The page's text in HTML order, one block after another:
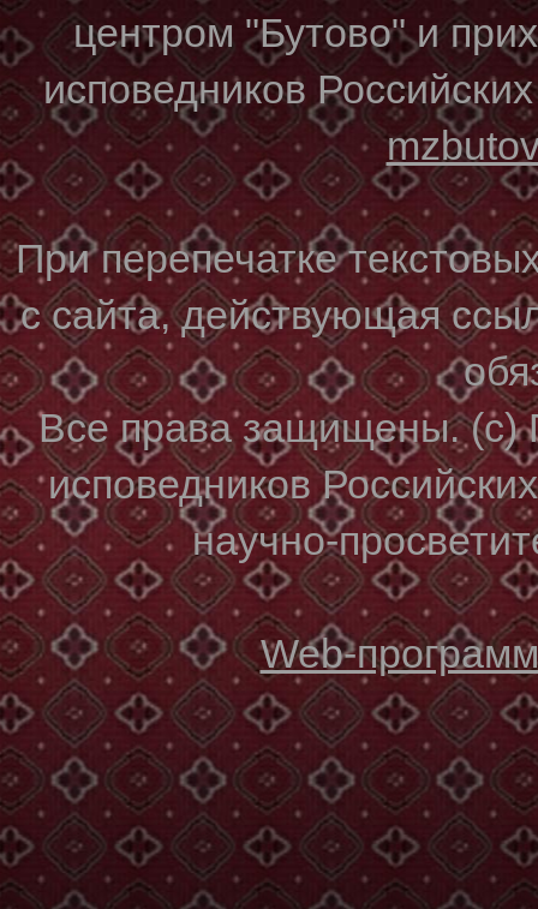
центром "Бутово" и
исповедников
При перепечатке
с сайта, действующая
Все права защищены. (с)
исповедников
научно-
Web-